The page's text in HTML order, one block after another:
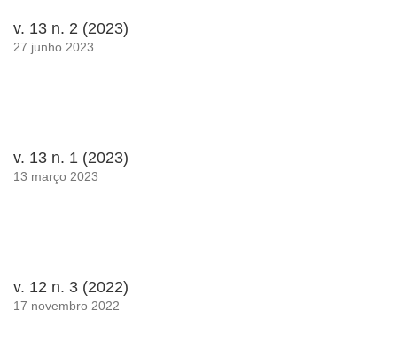
v. 13 n. 2 (2023)
27 junho 2023
v. 13 n. 1 (2023)
13 março 2023
v. 12 n. 3 (2022)
17 novembro 2022